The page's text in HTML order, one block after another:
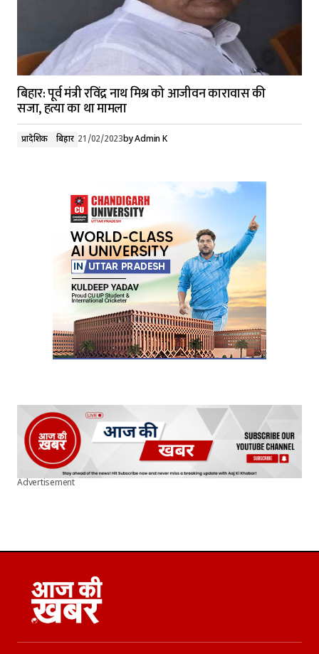
बिहार: पूर्व मंत्री रविंद्र नाथ मिश्र को आजीवन कारावास की
सजा, हत्या का था मामला
प्रादेशिक बिहार 21/02/2023byAdmin K
Advertisement